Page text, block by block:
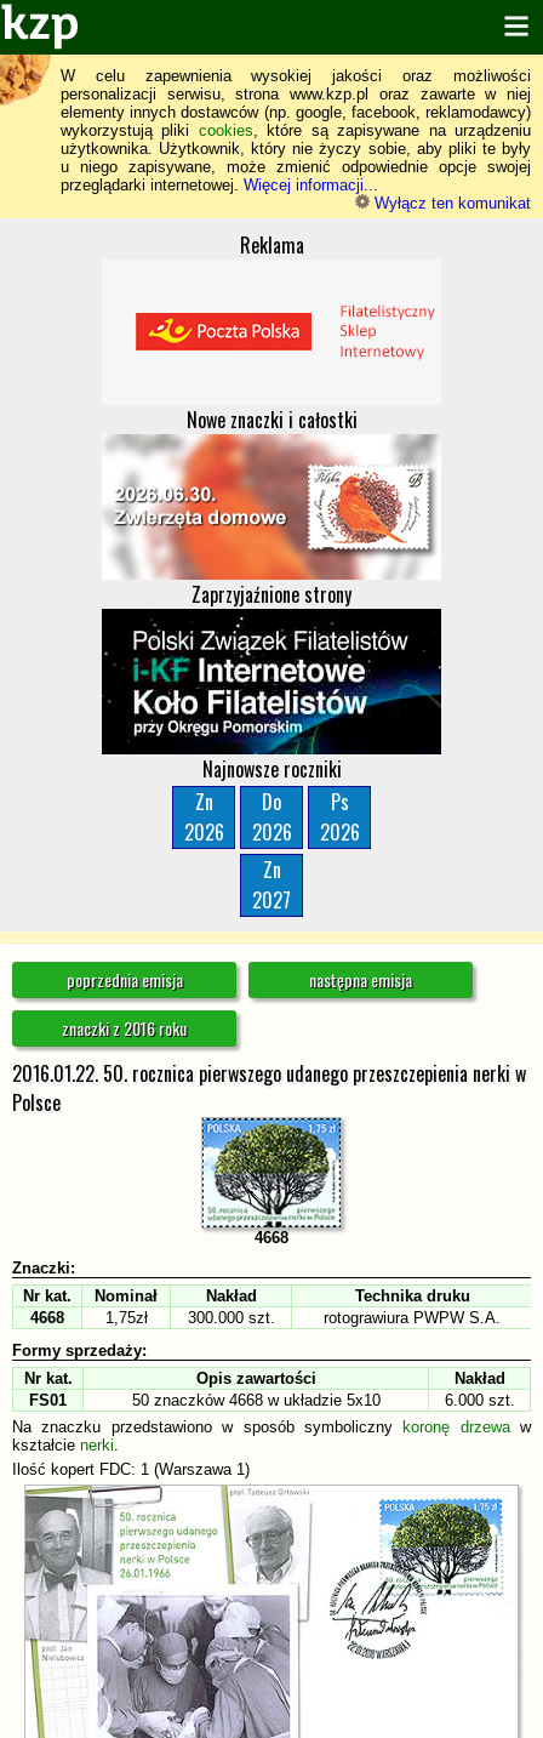
W celu zapewnienia wysokiej jakości oraz możliwości
personalizacji serwisu, strona www.kzp.pl oraz zawarte w niej
elementy innych dostawców (np. google, facebook, reklamodawcy)
wykorzystują pliki cookies, które są zapisywane na urządzeniu
użytkownika. Użytkownik, który nie życzy sobie, aby pliki te były
u niego zapisywane, może zmienić odpowiednie opcje swojej
przeglądarki internetowej. Więcej informacji...
Wyłącz ten komunikat
Reklama
Nowe znaczki i całostki
Zaprzyjaźnione strony
Najnowsze roczniki
Zn
2026
Do
2026
Ps
2026
Zn
2027
poprzednia emisja
następna emisja
znaczki z 2016 roku
2016.01.22. 50. rocznica pierwszego udanego przeszczepienia nerki w
Polsce
4668
Znaczki:
Nr kat.
Nominał Nakład
Technika druku
4668
1,75zł 300.000 szt.
rotograwiura PWPW S.A.
Formy sprzedaży:
Nr kat.
Opis zawartości
Nakład
FS01
50 znaczków 4668 w układzie 5x10
6.000 szt.
Na znaczku przedstawiono w sposób symboliczny
koronę drzewaw
kształcie nerki
Ilość kopert FDC: 1 (Warszawa 1)